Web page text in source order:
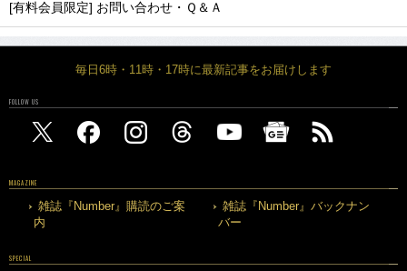
[有料会員限定] お問い合わせ・Ｑ＆Ａ
毎日6時・11時・17時に最新記事をお届けします
FOLLOW US
MAGAZINE
雑誌『Number』購読のご案
内
雑誌『Number』バックナン
バー
SPECIAL